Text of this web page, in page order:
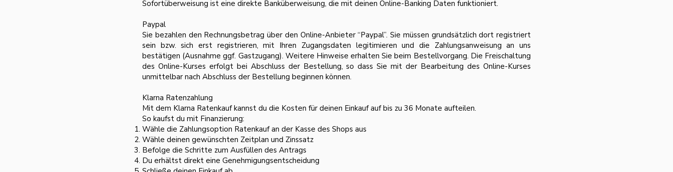
Sofortüberweisung ist eine direkte Banküberweisung, die mit deinen Online-Banking Daten funktioniert.
Paypal
Sie bezahlen den Rechnungsbetrag über den Online-Anbieter “Paypal”. Sie müssen grundsätzlich dort registriert
sein bzw. sich erst registrieren, mit Ihren Zugangsdaten legitimieren und die Zahlungsanweisung an uns
bestätigen (Ausnahme ggf. Gastzugang). Weitere Hinweise erhalten Sie beim Bestellvorgang. Die Freischaltung
des Online-Kurses erfolgt bei Abschluss der Bestellung, so dass Sie mit der Bearbeitung des Online-Kurses
unmittelbar nach Abschluss der Bestellung beginnen können.
Klarna Ratenzahlung
Mit dem Klarna Ratenkauf kannst du die Kosten für deinen Einkauf auf bis zu 36 Monate aufteilen.
So kaufst du mit Finanzierung:
Wähle die Zahlungsoption Ratenkauf an der Kasse des Shops aus
Wähle deinen gewünschten Zeitplan und Zinssatz
Befolge die Schritte zum Ausfüllen des Antrags
Du erhältst direkt eine Genehmigungsentscheidung